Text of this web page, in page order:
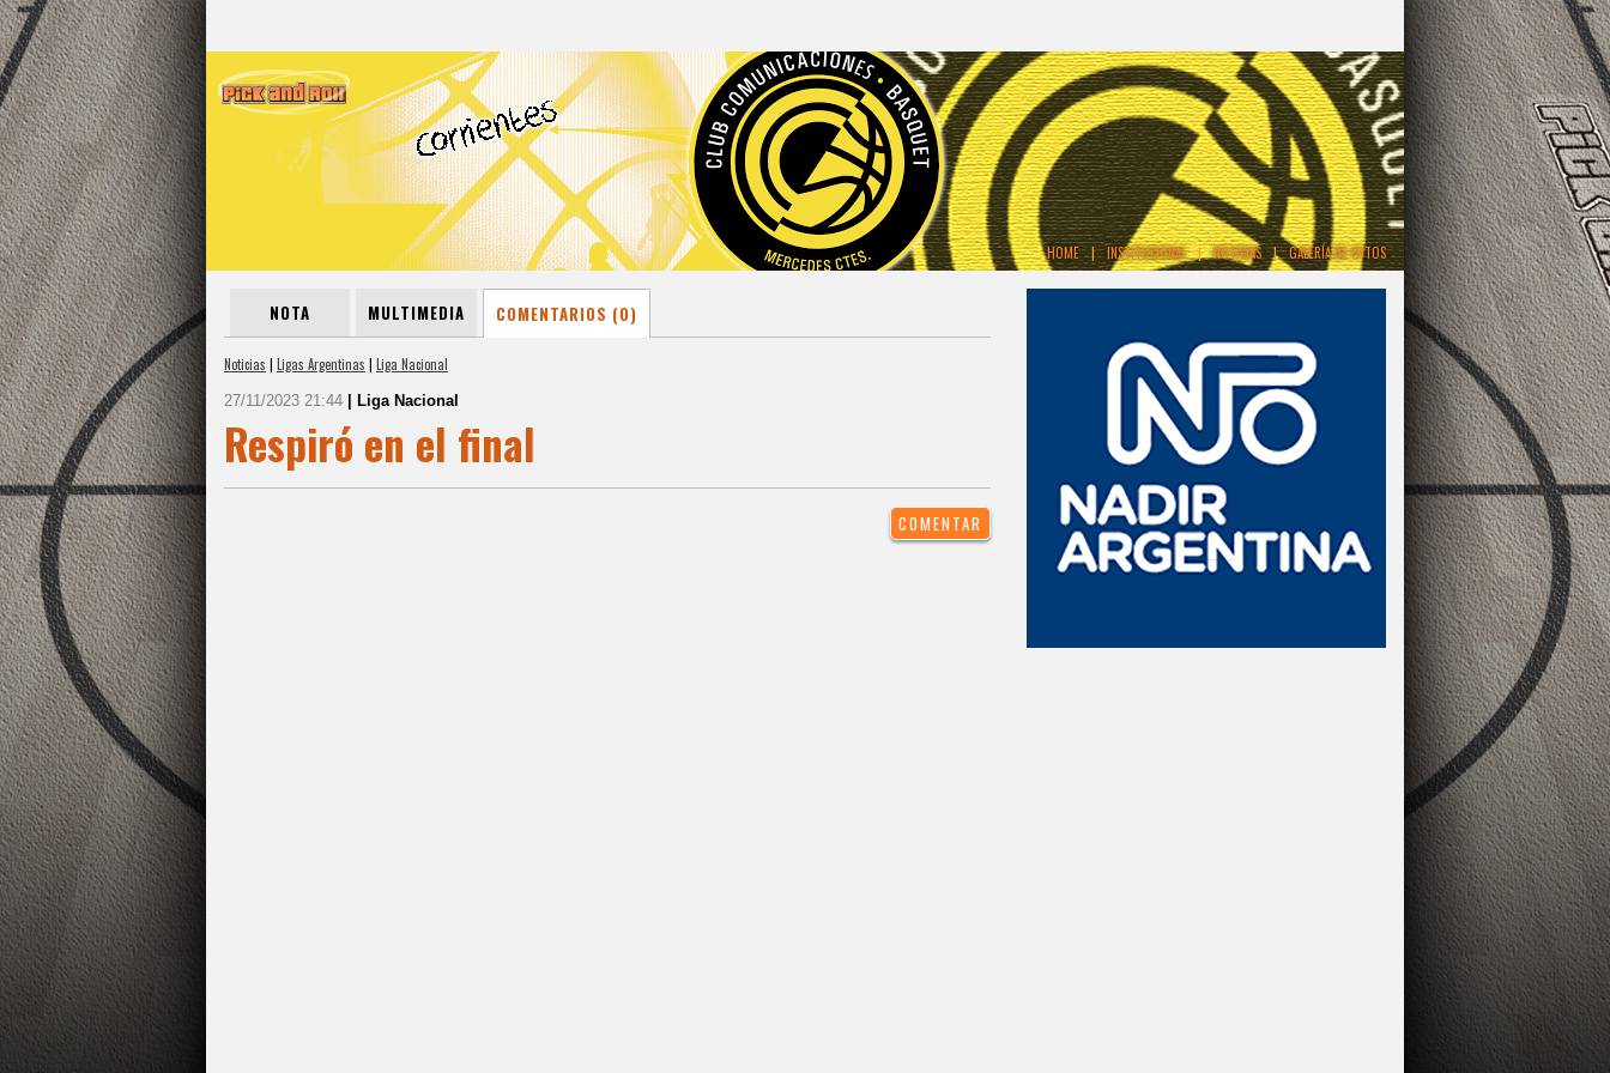
HOME | INSTITUCIONAL | NOTICIAS | GALERÍA DE FOTOS
NOTA MULTIMEDIA COMENTARIOS (0)
Noticias | Ligas Argentinas | Liga Nacional
27/11/2023 21:44 | Liga Nacional
Respiró en el final